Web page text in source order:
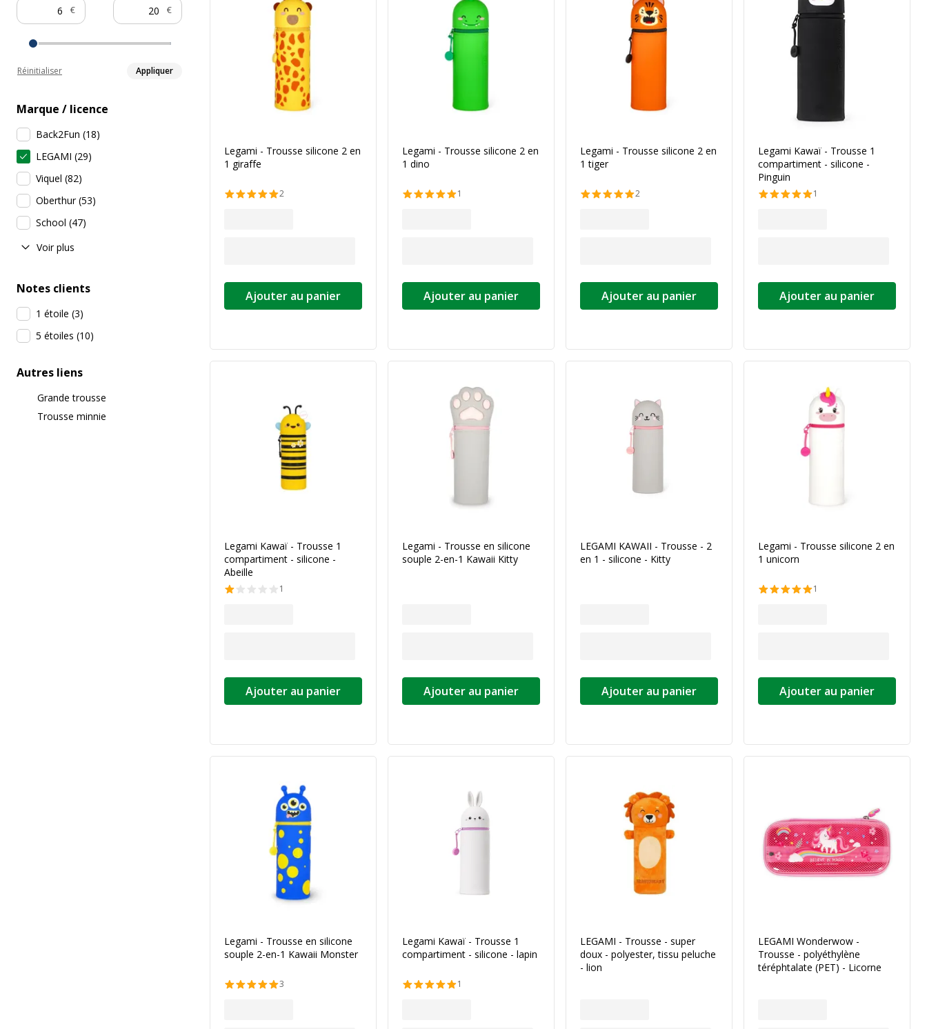
€ €
Réinitialiser Appliquer
Marque / licence
Back2Fun (18)
LEGAMI (29)
Viquel (82)
Oberthur(53)
School (47)
Voir plus
Notes clients
1 étoile (3)
5 étoiles (10)
Autres liens
Grande trousse
Trousse minnie
Legami - Trousse silicone 2 en
1 giraffe
2
Ajouter au panier
Legami - Trousse silicone 2 en
1 dino
1
Ajouter au panier
Legami - Trousse silicone 2 en
1 tiger
2
Ajouter au panier
Legami Kawaï - Trousse 1
compartiment - silicone -
Pinguin
1
Ajouter au panier
Legami Kawaï - Trousse 1
compartiment - silicone -
Abeille
1
Ajouter au panier
Legami - Trousse en silicone
souple 2-en-1 Kawaii Kitty
Ajouter au panier
LEGAMI KAWAII - Trousse - 2
en 1 - silicone - Kitty
Ajouter au panier
Legami - Trousse silicone 2 en
1 unicorn
1
Ajouter au panier
Legami - Trousse en silicone
souple 2-en-1 Kawaii Monster
3
Legami Kawaï - Trousse 1
compartiment - silicone - lapin
1
LEGAMI - Trousse - super
doux - polyester, tissu peluche
- lion
LEGAMI Wonderwow -
Trousse - polyéthylène
téréphtalate (PET) - Licorne